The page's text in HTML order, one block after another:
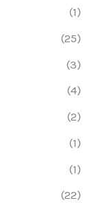
(1)
(25)
(3)
(4)
(2)
(1)
(1)
(22)